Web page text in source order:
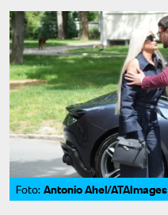
Foto: Antonio Ahel/ATAImages